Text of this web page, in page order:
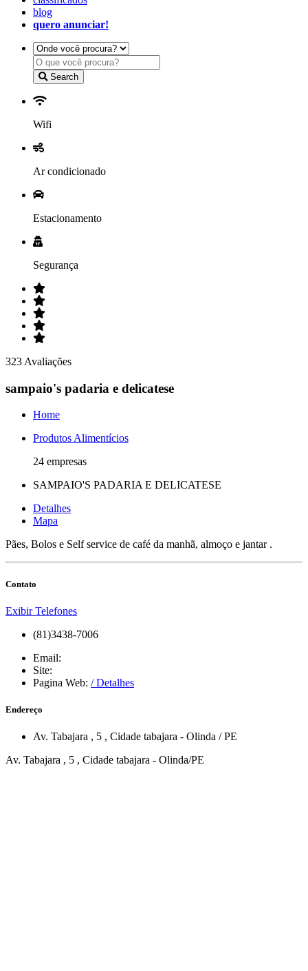
blog
quero anunciar!
Search
Wifi
Ar condicionado
Estacionamento
Segurança
323 Avaliações
sampaio's padaria e delicatese
Home
Produtos Alimentícios
24 empresas
SAMPAIO'S PADARIA E DELICATESE
Detalhes
Mapa
Pães, Bolos e Self service de café da manhã, almoço e jantar .
Contato
Exibir Telefones
(81)3438-7006
Email:
Site:
Pagina Web: / Detalhes
Endereço
Av. Tabajara , 5 , Cidade tabajara - Olinda /PE
Av. Tabajara , 5 , Cidade tabajara - Olinda/PE